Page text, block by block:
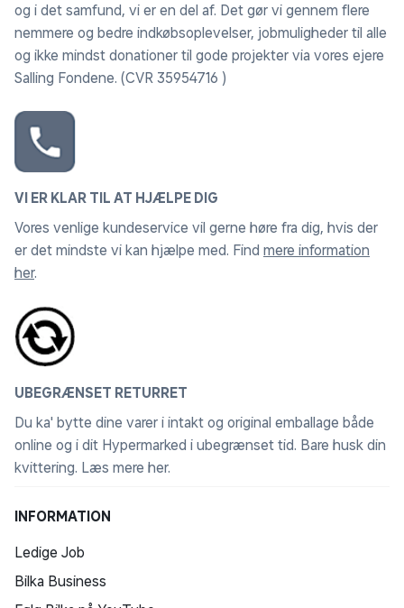
og i det samfund, vi er en del af. Det gør vi gennem flere
nemmere og bedre indkøbsoplevelser, jobmuligheder til alle
og ikke mindst donationer til gode projekter via vores ejere
Salling Fondene. (CVR 35954716 )
VI ER KLAR TIL AT HJÆLPE DIG
Vores venlige kundeservice vil gerne høre fra dig, hvis der
er det mindste vi kan hjælpe med. Find mere information
her.
UBEGRÆNSET RETURRET
Du ka' bytte dine varer i intakt og original emballage både
online og i dit Hypermarked i ubegrænset tid. Bare husk din
kvittering. Læs mere her.
INFORMATION
Ledige Job
Bilka Business